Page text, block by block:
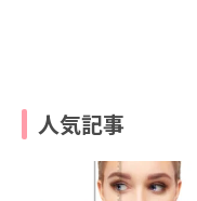
人気記事